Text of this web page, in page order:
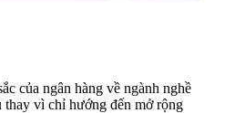
của ngân hàng về ngành nghề
thay vì chỉ hướng đến mở rộng